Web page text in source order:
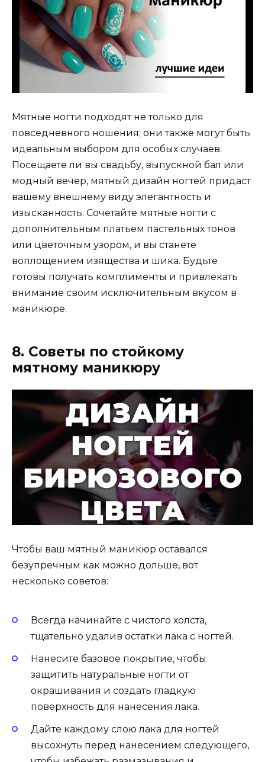
Мятные ногти подходят не только для
повседневного ношения; они также могут быть
идеальным выбором для особых случаев.
Посещаете ли вы свадьбу, выпускной бал или
модный вечер, мятный дизайн ногтей придаст
вашему внешнему виду элегантность и
изысканность. Сочетайте мятные ногти с
дополнительным платьем пастельных тонов
или цветочным узором, и вы станете
воплощением изящества и шика. Будьте
готовы получать комплименты и привлекать
внимание своим исключительным вкусом в
маникюре.
8. Советы по стойкому
мятному маникюру
Чтобы ваш мятный маникюр оставался
безупречным как можно дольше, вот
несколько советов:
Всегда начинайте с чистого холста,
тщательно удалив остатки лака с ногтей.
Нанесите базовое покрытие, чтобы
защитить натуральные ногти от
окрашивания и создать гладкую
поверхность для нанесения лака.
Дайте каждому слою лака для ногтей
высохнуть перед нанесением следующего,